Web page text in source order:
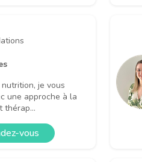
je vous
une approche à la
thérap...
vous